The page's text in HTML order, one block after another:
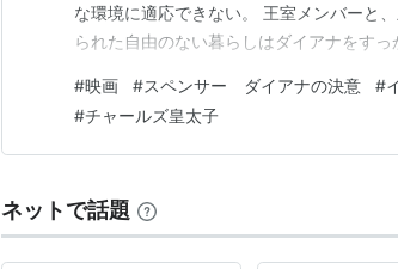
な環境に適応できない。 王室メンバーと
られた自由のない暮らしはダイアナをす
実家スペンサー家があるのに、朽ち果て
摂食障害で、食事もうまくとれない彼女は
#映画 #スペンサー ダイアナの決意 #
#チャールズ皇太子
ネットで話題